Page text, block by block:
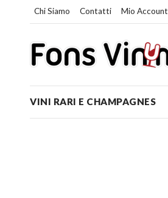
Chi Siamo Contatti Mio Account
VINI RARI E CHAMPAGNES